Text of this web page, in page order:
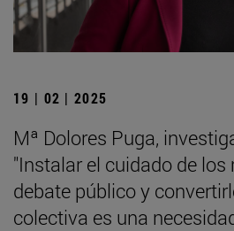
19 | 02 | 2025
Mª Dolores Puga,
"Instalar el cuidado de los
debate público y
colectiva es una